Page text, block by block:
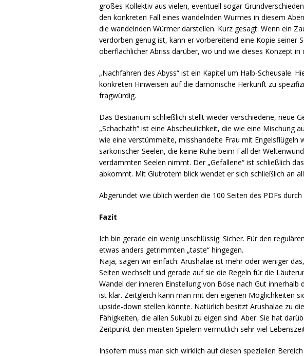
großes Kollektiv aus vielen, eventuell sogar
den konkreten Fall eines wandelnden Wurmes in diesem
die wandelnden Würmer darstellen. Kurz gesagt: Wenn ein
verdorben genug ist, kann er vorbereitend eine Kopie seiner
oberflächlicher Abriss darüber, wo und wie dieses Konzept
„Nachfahren des Abyss“ ist ein Kapitel um Halb-Scheusale.
konkreten Hinweisen auf die dämonische Herkunft zu
fragwürdig.
Das Bestiarium schließlich stellt wieder verschiedene, neue
„Schachath“ ist eine Abscheulichkeit, die wie eine Mischung
wie eine verstümmelte, misshandelte Frau mit Engelsflügeln
sarkorischer Seelen, die keine Ruhe beim Fall der
verdammten Seelen nimmt. Der „Gefallene“ ist schließlich
abkommt. Mit Glutrotem blick wendet er sich schließlich an
Abgerundet wie üblich werden die 100 Seiten des PDFs
Fazit
Ich bin gerade ein wenig unschlüssig: Sicher. Für den
etwas anders getrimmten „taste“ hingegen.
Naja, sagen wir einfach: Arushalae ist mehr oder weniger
Seiten wechselt und gerade auf sie die Regeln für die
Wandel der inneren Einstellung von Böse nach Gut
ist klar. Zeitgleich kann man mit den eigenen Möglichkeiten
upside-down stellen könnte. Natürlich besitzt Arushalae zu
Fähigkeiten, die allen Sukubi zu eigen sind. Aber: Sie hat
Zeitpunkt den meisten Spielern vermutlich sehr viel
Insofern muss man sich wirklich auf diesen speziellen